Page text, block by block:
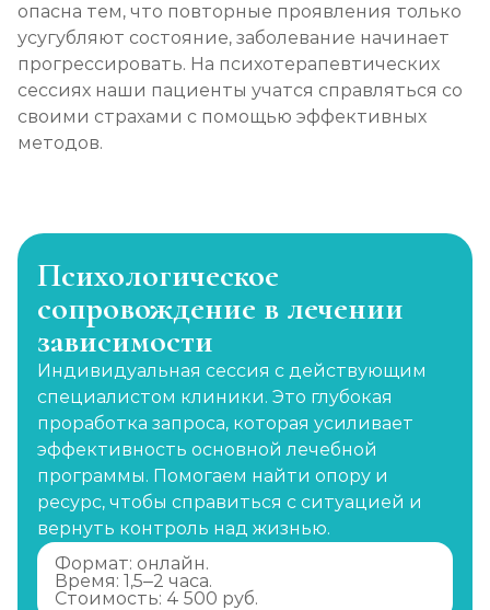
опасна тем, что повторные проявления только
усугубляют состояние, заболевание начинает
прогрессировать. На психотерапевтических
сессиях наши пациенты учатся справляться со
своими страхами с помощью эффективных
методов.
Психологическое
сопровождение в лечении
зависимости
Индивидуальная сессия с действующим
специалистом клиники. Это глубокая
проработка запроса, которая усиливает
эффективность основной лечебной
программы. Помогаем найти опору и
ресурс, чтобы справиться с ситуацией и
вернуть контроль над жизнью.
Формат: онлайн.
Время: 1,5–2 часа.
Стоимость: 4 500 руб.